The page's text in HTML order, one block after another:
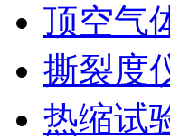
顶空气
撕裂度
热缩试